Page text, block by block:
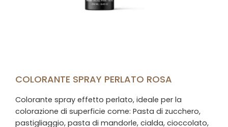
COLORANTE SPRAY PERLATO ROSA
Colorante spray effetto perlato, ideale per la
colorazione di superficie come: Pasta di zucchero,
pastigliaggio, pasta di mandorle, cialda, cioccolato,